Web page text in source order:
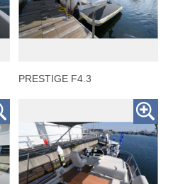
PRESTIGE F4.3